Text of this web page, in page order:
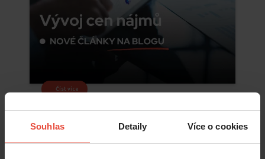
Souhlas Detaily Více o cookies
Číst více